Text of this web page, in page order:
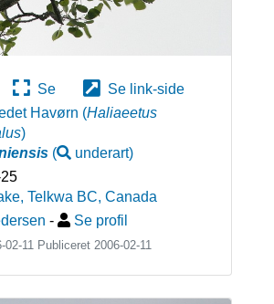
Se
Se link-side
Havørn (Haliaeetus
)
( underart)
Telkwa BC, Canada
- Se profil
02-11 Publiceret 2006-02-11